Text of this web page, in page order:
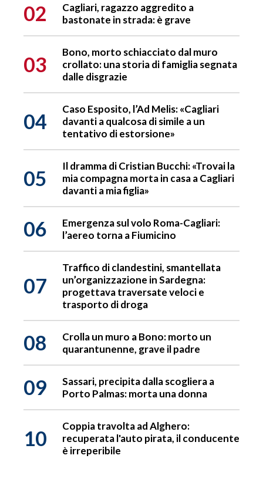
02
Cagliari, ragazzo aggredito a
bastonate in strada: è grave
03
Bono, morto schiacciato dal muro
crollato: una storia di famiglia segnata
dalle disgrazie
04
Caso Esposito, l’Ad Melis: «Cagliari
davanti a qualcosa di simile a un
tentativo di estorsione»
05
Il dramma di Cristian Bucchi: «Trovai la
mia compagna morta in casa a Cagliari
davanti a mia figlia»
06
Emergenza sul volo Roma-Cagliari:
l’aereo torna a Fiumicino
07
Traffico di clandestini, smantellata
un’organizzazione in Sardegna:
progettava traversate veloci e
trasporto di droga
08
Crolla un muro a Bono: morto un
quarantunenne, grave il padre
09
Sassari, precipita dalla scogliera a
Porto Palmas: morta una donna
10
Coppia travolta ad Alghero:
recuperata l'auto pirata, il conducente
è irreperibile